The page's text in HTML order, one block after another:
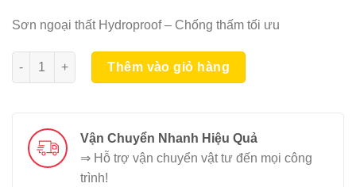
Sơn ngoại thất Hydroproof – Chống thấm tối ưu
KOVA CT-04 Chống Thấm 1L số lượng
Thêm vào giỏ hàng
Vận Chuyển Nhanh Hiệu Quả
⇒ Hỗ trợ vận chuyển vật tư đến mọi công
trình!